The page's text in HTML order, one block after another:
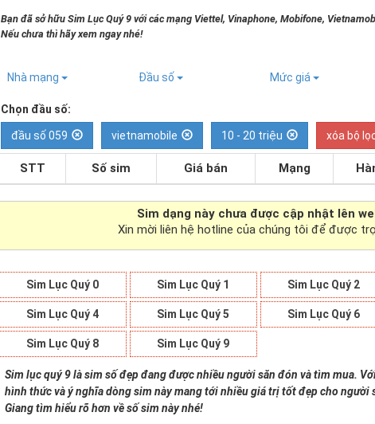
Bạn đã sở hữu Sim Lục Quý 9 với các mạng Viettel, Vinaphone, Mobifone,
Nếu chưa thì hãy xem ngay nhé!
Nhà mạng Đầu số Mức giá
Chọn đầu số:
đầu số 059 vietnamobile 10 - 20 triệu xóa bộ
STT Số sim Giá bán Mạng
Sim dạng này chưa được cập nhật lên
Xin mời liên hệ hotline của chúng tôi để được
Sim Lục Quý 0 Sim Lục Quý 1 Sim Lục Quý 2
Sim Lục Quý 4 Sim Lục Quý 5 Sim Lục Quý 6
Sim Lục Quý 8 Sim Lục Quý 9
Sim lục quý 9 là sim số đẹp đang được nhiều người săn đón và tìm mua.
hình thức và ý nghĩa dòng sim này mang tới nhiều giá trị tốt đẹp cho người
Giang tìm hiểu rõ hơn về số sim này nhé!